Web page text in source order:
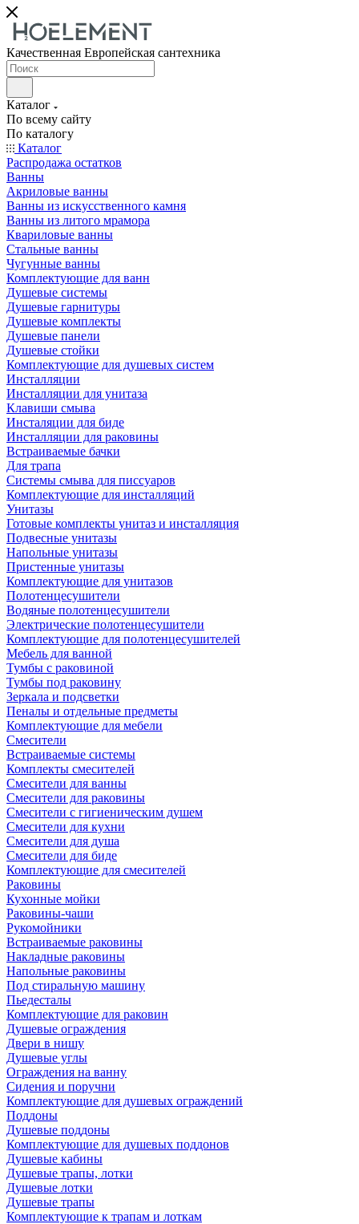
Качественная Европейская сантехника
Каталог
По всему сайту
По каталогу
Каталог
Распродажа остатков
Ванны
Акриловые ванны
Ванны из искусственного камня
Ванны из литого мрамора
Квариловые ванны
Стальные ванны
Чугунные ванны
Комплектующие для ванн
Душевые системы
Душевые гарнитуры
Душевые комплекты
Душевые панели
Душевые стойки
Комплектующие для душевых систем
Инсталляции
Инсталляции для унитаза
Клавиши смыва
Инсталяции для биде
Инсталляции для раковины
Встраиваемые бачки
Для трапа
Системы смыва для писсуаров
Комплектующие для инсталляций
Унитазы
Готовые комплекты унитаз и инсталляция
Подвесные унитазы
Напольные унитазы
Пристенные унитазы
Комплектующие для унитазов
Полотенцесушители
Водяные полотенцесушители
Электрические полотенцесушители
Комплектующие для полотенцесушителей
Мебель для ванной
Тумбы с раковиной
Тумбы под раковину
Зеркала и подсветки
Пеналы и отдельные предметы
Комплектующие для мебели
Смесители
Встраиваемые системы
Комплекты смесителей
Смесители для ванны
Смесители для раковины
Смесители с гигиеническим душем
Смесители для кухни
Смесители для душа
Смесители для биде
Комплектующие для смесителей
Раковины
Кухонные мойки
Раковины-чаши
Рукомойники
Встраиваемые раковины
Накладные раковины
Напольные раковины
Под стиральную машину
Пьедесталы
Комплектующие для раковин
Душевые ограждения
Двери в нишу
Душевые углы
Ограждения на ванну
Сидения и поручни
Комплектующие для душевых ограждений
Поддоны
Душевые поддоны
Комплектующие для душевых поддонов
Душевые кабины
Душевые трапы, лотки
Душевые лотки
Душевые трапы
Комплектующие к трапам и лоткам